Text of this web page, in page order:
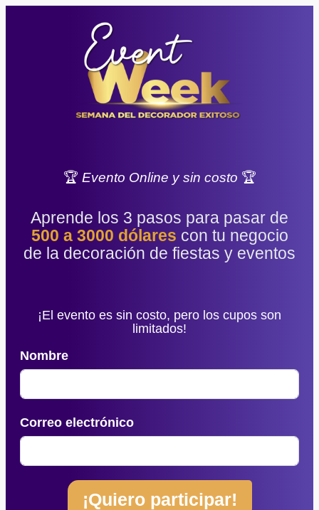
🏆 Evento Online y sin costo 🏆
Aprende los 3 pasos para pasar de
500 a 3000 dólares con tu negocio
de la decoración de fiestas y eventos
¡El evento es sin costo, pero los cupos son
limitados!
Nombre
Correo electrónico
¡Quiero participar!